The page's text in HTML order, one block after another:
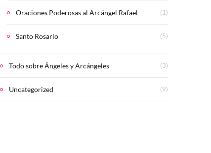
Oraciones Poderosas al Arcángel Rafael (1)
Santo Rosario (5)
Todo sobre Ángeles y Arcángeles (3)
Uncategorized (9)